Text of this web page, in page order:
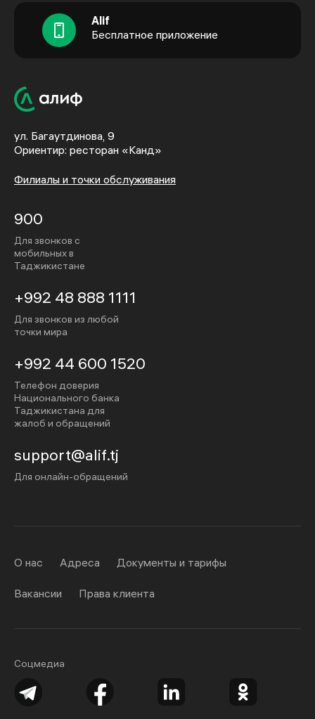
Alif
Бесплатное приложение
ул. Багаутдинова, 9
Ориентир: ресторан «Канд»
Филиалы и точки обслуживания
900
Для звонков с
мобильных в
Таджикистане
+992 48 888 1111
Для звонков из любой
точки мира
+992 44 600 1520
Телефон доверия
Национального банка
Таджикистана для
жалоб и обращений
support@alif.tj
Для онлайн-обращений
Соцмедиа
О нас Адреса Документы и тарифы
Вакансии Права клиента